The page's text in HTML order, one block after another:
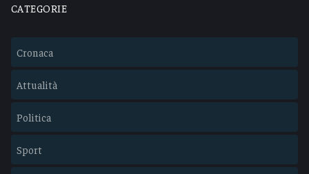
CATEGORIE
Cronaca
Attualità
Politica
Sport